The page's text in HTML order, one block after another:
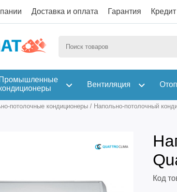
Доставка и оплата Гарантия Кредит
Промышленные
Вентиляция
потолочные кондиционеры / Напольно-потолочный
Код